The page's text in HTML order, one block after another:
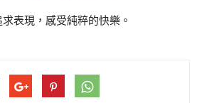
表現，感受純粹的快樂。